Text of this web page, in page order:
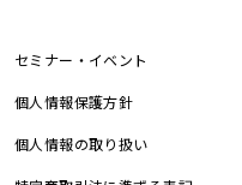
セミナー・イベント
個人情報保護方針
個人情報の取り扱い